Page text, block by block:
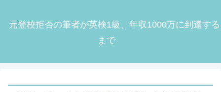
元登校拒否の筆者が英検1級、年収1000万に到達する
まで